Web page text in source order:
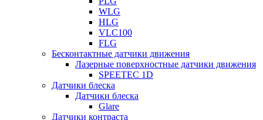
WLG
HLG
VLC100
FLG
Бесконтактные датчики движения
Лазерные поверхностные датчики движения
SPEETEC 1D
Датчики блеска
Датчики блеска
Glare
Датчики контраста